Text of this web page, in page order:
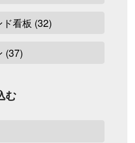
看板 (32)
(37)
む